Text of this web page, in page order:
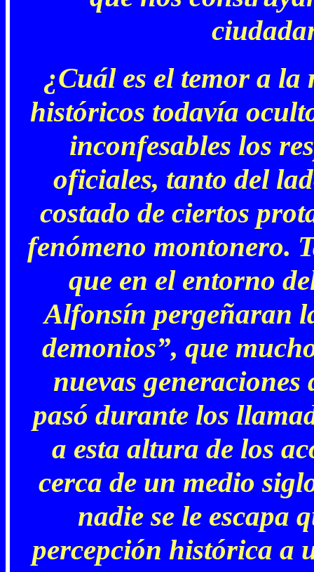
¿Cuál es el temor a
históricos todavía
inconfesables los
oficiales, tanto del
costado de ciertos
fenómeno montonero.
que en el entorno
Alfonsín pergeñaran
demonios”, que
nuevas
pasó durante los
a esta altura de los
cerca de un medio
nadie se le escapa
percepción histórica a